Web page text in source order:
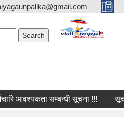
आवश्यकता सम्बन्धी सूचना !!!